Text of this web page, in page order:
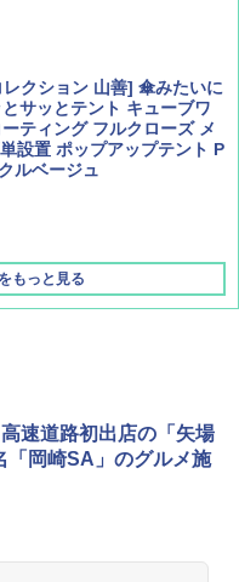
クション 山善] 傘みたいに
サッとテント キューブワ
ティング フルクローズ メ
設置 ポップアップテント P
ルベージュ
もっと見る
大型 ビーチ アウトドアパ
イトシート付 折りたたみ
段階高さ調整 軽量 収納袋付
速道路初出店の「矢場
「岡崎SA」のグルメ施